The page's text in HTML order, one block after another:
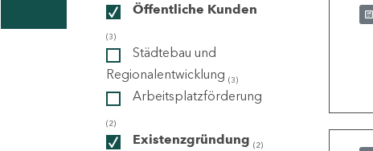
Öffentliche Kunden
(3)
Städtebau und
Regionalentwicklung (3)
Arbeitsplatzförderung
(2)
Existenzgründung (2)